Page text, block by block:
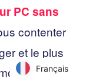
PC sans
contenter
et le plus
bonne
Français
Français